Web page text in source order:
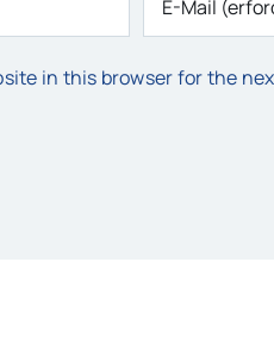
in this browser for the